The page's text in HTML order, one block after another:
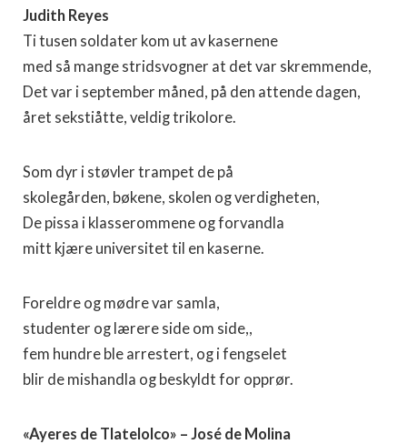
Judith Reyes
Ti tusen soldater kom ut av kasernene
med så mange stridsvogner at det var skremmende,
Det var i september måned, på den attende dagen,
året sekstiåtte, veldig trikolore.
Som dyr i støvler trampet de på
skolegården, bøkene, skolen og verdigheten,
De pissa i klasserommene og forvandla
mitt kjære universitet til en kaserne.
Foreldre og mødre var samla,
studenter og lærere side om side,,
fem hundre ble arrestert, og i fengselet
blir de mishandla og beskyldt for opprør.
«Ayeres de Tlatelolco» – José de Molina